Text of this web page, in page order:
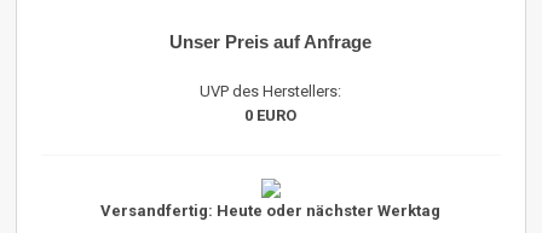
Unser Preis auf Anfrage
UVP des Herstellers:
0 EURO
Versandfertig: Heute oder nächster Werktag